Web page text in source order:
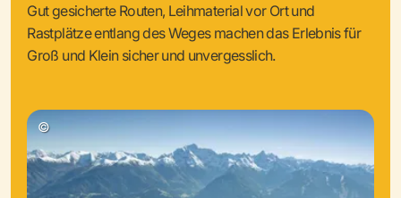
Gut gesicherte Routen, Leihmaterial vor Ort und
Rastplätze entlang des Weges machen das Erlebnis für
Groß und Klein sicher und unvergesslich.
©